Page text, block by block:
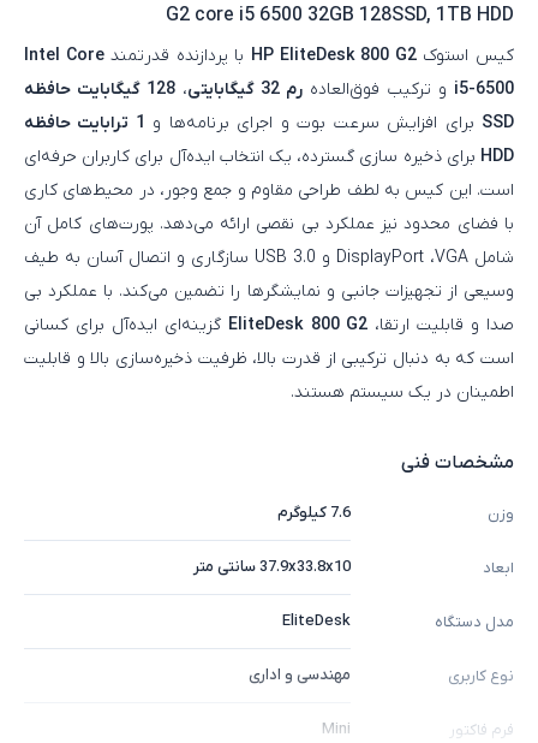
G2 core i5 6500 32GB 128SSD, 1TB HDD
کیس استوکHP EliteDesk 800 G2 با پردازنده قدرتمندIntel Core
i5-6500 و ترکیب فوق‌العاده رم 32 گیگابایتی ،
128 گیگابایت حافظه
SSD برای افزایش سرعت بوت و اجرای برنامه‌ها و
1 ترابایت حافظه
HDD برای ذخیره‌ سازی گسترده، یک انتخاب ایده‌آل برای کاربران حرفه‌ای
است. این کیس به لطف طراحی مقاوم و جمع‌ وجور، در محیط‌های کاری
با فضای محدود نیز عملکرد بی‌ نقصی ارائه می‌دهد. پورت‌های کامل آن
شامل DisplayPort ،VGA و USB 3.0 سازگاری و اتصال آسان به طیف
وسیعی از تجهیزات جانبی و نمایشگرها را تضمین می‌کند. با عملکرد بی‌
صدا و قابلیت ارتقا،EliteDesk 800 G2 گزینه‌ای ایده‌آل برای کسانی
است که به دنبال ترکیبی از قدرت بالا، ظرفیت ذخیره‌سازی بالا و قابلیت
اطمینان در یک سیستم هستند.
مشخصات فنی
وزن 7.6 کیلوگرم
ابعاد ‎37.9x33.8x10 سانتی متر
مدل دستگاه EliteDesk
نوع کاربری مهندسی و اداری
فرم فاکتور Mini